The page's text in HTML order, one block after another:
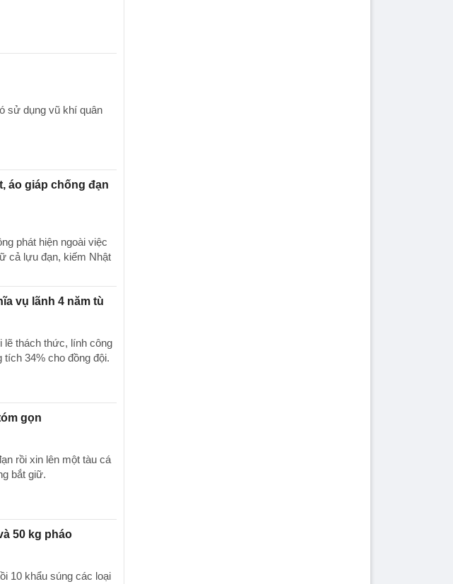
sử dụng vũ khí quân
áo giáp chống đạn
phát hiện ngoài việc
cả lựu đạn, kiếm Nhật
vụ lãnh 4 năm tù
lẽ thách thức, lính công
34% cho đồng đội.
gọn
rồi xin lên một tàu cá
bắt giữ.
50 kg pháo
10 khẩu súng các loại